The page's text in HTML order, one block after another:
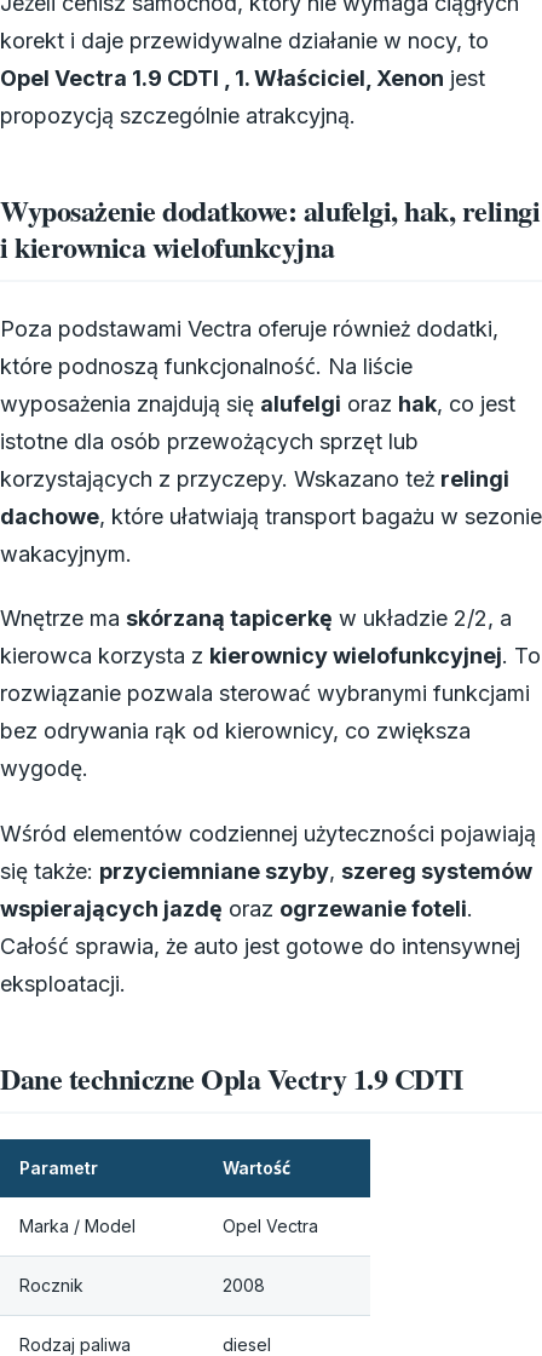
korekt i daje przewidywalne działanie w nocy, to
Opel Vectra 1.9 CDTI , 1. Właściciel, Xenon jest
propozycją szczególnie atrakcyjną.
Wyposażenie dodatkowe: alufelgi, hak, relingi
i kierownica wielofunkcyjna
Poza podstawami Vectra oferuje również dodatki,
które podnoszą funkcjonalność. Na liście
wyposażenia znajdują się alufelgi oraz hak, co jest
istotne dla osób przewożących sprzęt lub
korzystających z przyczepy. Wskazano też relingi
dachowe, które ułatwiają transport bagażu w sezonie
wakacyjnym.
Wnętrze ma skórzaną tapicerkę w układzie 2/2, a
kierowca korzysta z kierownicy wielofunkcyjnej. To
rozwiązanie pozwala sterować wybranymi funkcjami
bez odrywania rąk od kierownicy, co zwiększa
wygodę.
Wśród elementów codziennej użyteczności pojawiają
się także: przyciemniane szyby, szereg systemów
wspierających jazdę oraz ogrzewanie foteli.
Całość sprawia, że auto jest gotowe do intensywnej
eksploatacji.
Dane techniczne Opla Vectry 1.9 CDTI
Parametr Wartość
Marka / Model Opel Vectra
Rocznik 2008
Rodzaj paliwa diesel